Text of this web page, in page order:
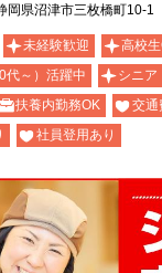
岡県沼津市三枚橋町10-1
未経験歓迎 高校
代～）活躍中
シニア
扶養内勤務OK 交通
社員登用あり